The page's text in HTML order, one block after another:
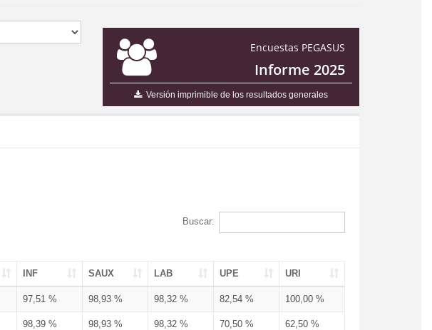
Encuestas PEGASUS
Informe 2025
Versión imprimible de los resultados generales
Buscar:
INF SAUX LAB UPE URI
97,51 % 98,93 % 98,32 % 82,54 % 100,00 %
98,39 % 98,93 % 98,32 % 70,50 % 62,50 %